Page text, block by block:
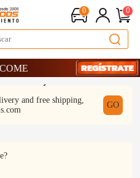
0 0
and free shipping,
GO
REVISIÓN